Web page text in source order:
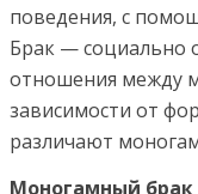
поведения, с
Брак — социально
отношения между
зависимости от
различают
Моногамный брак